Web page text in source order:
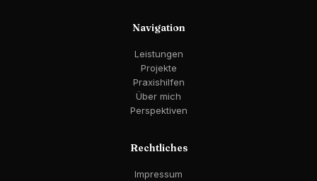
Navigation
Leistungen
Projekte
Praxishilfen
Über mich
Perspektiven
Rechtliches
Impressum